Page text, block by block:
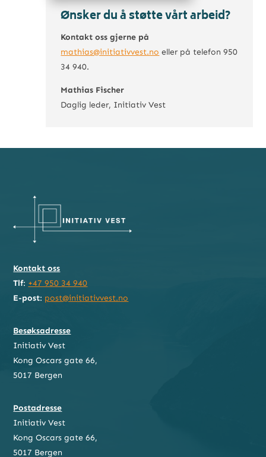
Ønsker du å støtte vårt arbeid?
Kontakt oss gjerne på
mathias@initiativvest.no eller på telefon950
34 940.
Mathias Fischer
Daglig leder, Initiativ Vest
Kontakt oss
Tlf: +47 950 34 940
E-post: post@initiativvest.no
Besøksadresse
Initiativ Vest
Kong Oscars gate 66,
5017 Bergen
Postadresse
Initiativ Vest
Kong Oscars gate 66,
5017 Bergen